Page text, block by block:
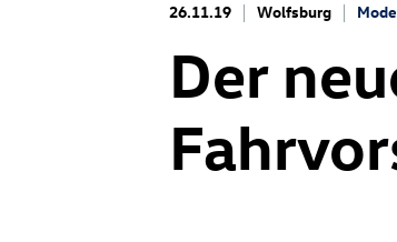
26.11.19 Wolfsburg
Der